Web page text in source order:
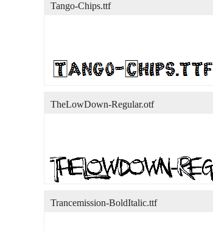
Tango-Chips.ttf
TheLowDown-Regular.otf
Trancemission-BoldItalic.ttf